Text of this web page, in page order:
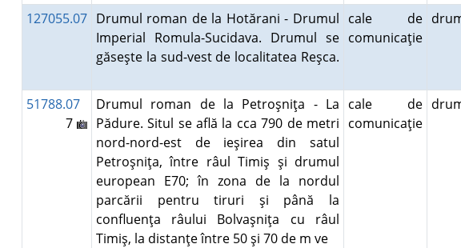
127055.07 Drumul roman de la Hotărani - Drumul
Imperial Romula-Sucidava. Drumul se
găseşte la sud-vest de localitatea Reşca.
cale de
comunicaţie
51788.07
7
Drumul roman de la Petroşniţa - La
Pădure. Situl se află la cca 790 de metri
nord-nord-est de ieşirea din satul
Petroşniţa, între râul Timiş şi drumul
european E70; în zona de la nordul
parcării pentru tiruri şi până la
confluenţa râului Bolvaşniţa cu râul
Timiş, la distanţe între 50 şi 70 de m ve
cale de
comunicaţie